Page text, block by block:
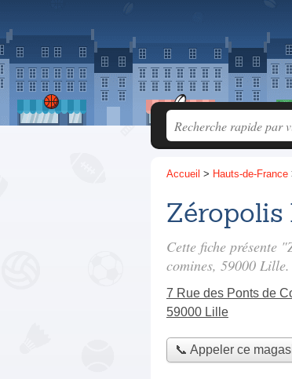
Accueil > Hauts-de-France
Zéropolis
Cette fiche présente
comines, 59000 Lille.
7 Rue des Ponts de
59000 Lille
📞 Appeler ce